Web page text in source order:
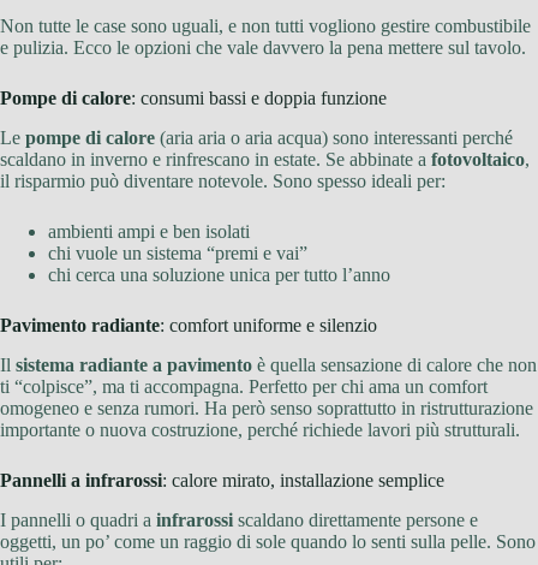
Non tutte le case sono uguali, e non tutti vogliono gestire combustibile
e pulizia. Ecco le opzioni che vale davvero la pena mettere sul tavolo.
Pompe di calore: consumi bassi e doppia funzione
Le pompe di calore (aria aria o aria acqua) sono interessanti perché
scaldano in inverno e rinfrescano in estate. Se abbinate a fotovoltaico,
il risparmio può diventare notevole. Sono spesso ideali per:
ambienti ampi e ben isolati
chi vuole un sistema “premi e vai”
chi cerca una soluzione unica per tutto l’anno
Pavimento radiante: comfort uniforme e silenzio
Il sistema radiante a pavimento è quella sensazione di calore che non
ti “colpisce”, ma ti accompagna. Perfetto per chi ama un comfort
omogeneo e senza rumori. Ha però senso soprattutto in ristrutturazione
importante o nuova costruzione, perché richiede lavori più strutturali.
Pannelli a infrarossi: calore mirato, installazione semplice
I pannelli o quadri a infrarossi scaldano direttamente persone e
oggetti, un po’ come un raggio di sole quando lo senti sulla pelle. Sono